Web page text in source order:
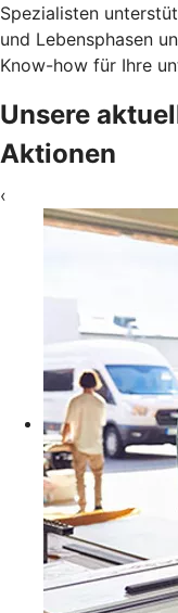
Spezialisten
und Lebensphasen
Know-how für Ihre
Unsere
Aktionen
‹